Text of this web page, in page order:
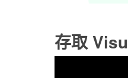
存取